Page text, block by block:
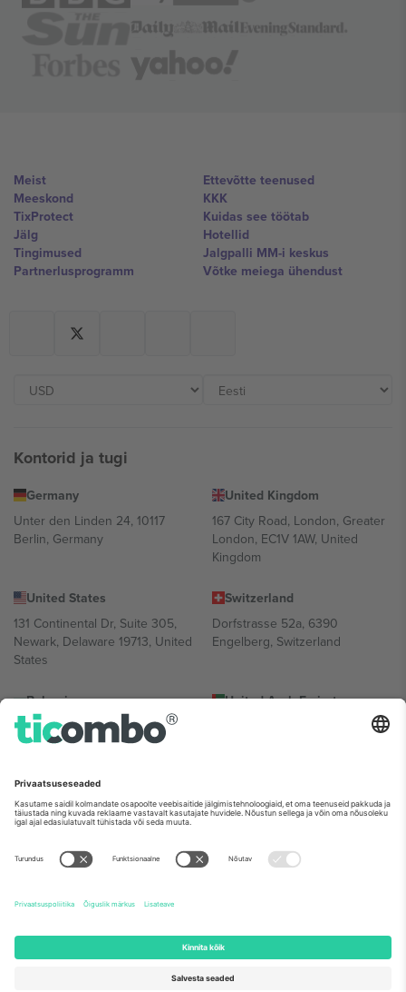
Meist
Meeskond
TixProtect
Jälg
Tingimused
Partnerlusprogramm
Ettevõtte teenused
KKK
Kuidas see töötab
Hotellid
Jalgpalli MM-i keskus
Võtke meiega ühendust
Kontorid ja tugi
Germany
Unter den Linden 24, 10117
Berlin, Germany
United Kingdom
167 City Road, London, Greater
London, EC1V 1AW, United
Kingdom
United States
131 Continental Dr, Suite 305,
Newark, Delaware 19713, United
States
Switzerland
Dorfstrasse 52a, 6390
Engelberg, Switzerland
Bulgaria
Regus Sofia City West, bul
Totleben 53-55, 1606 Sofia,
United Arab Emirates
UAE Dubai Silicon Oasis, DDP
Mexico
Av Chapultepec 360, Roma
Norte, Cuauhtémoc, 06700
Ciudad de México, CDMX,
sündmusest ja/või domeenist. Detailide jaoks vaata konkreetse
sündmuse lehte, impressumit ja tingimusi.,
2026 Ticombo. Kõik õigused kaitstud.